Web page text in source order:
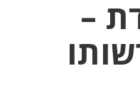
–